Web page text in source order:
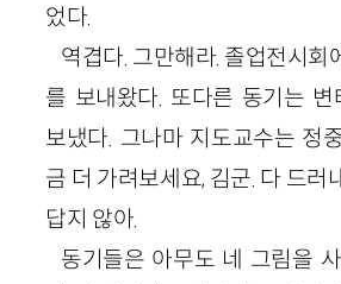
었다.
역겹다. 그만해라. 졸업전시회
를 보내왔다. 또다른 동기는 변
보냈다. 그나마 지도교수는 정
금 더 가려보세요, 김군. 다 드러
답지 않아.
동기들은 아무도 네 그림을